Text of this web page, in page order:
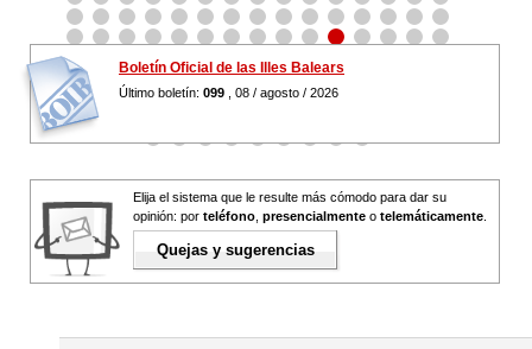
Boletín Oficial de las Illes Balears
Último boletín: 099 , 08 / agosto / 2026
Elija el sistema que le resulte más cómodo para dar su
opinión: por teléfono presencialmente o telemáticamente
Quejas y sugerencias